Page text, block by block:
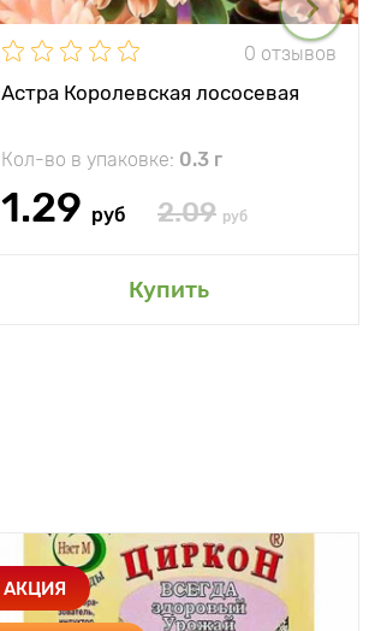
0 отзывов
Астра Королевская лососевая
Кол-во в упаковке: 0.3 г
1.29 руб 2.09 руб
Купить
АКЦИЯ